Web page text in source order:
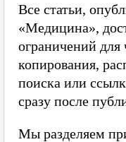
Все статьи,
«Медицина»,
ограничений для
копирования,
поиска или
сразу после
Мы разделяем